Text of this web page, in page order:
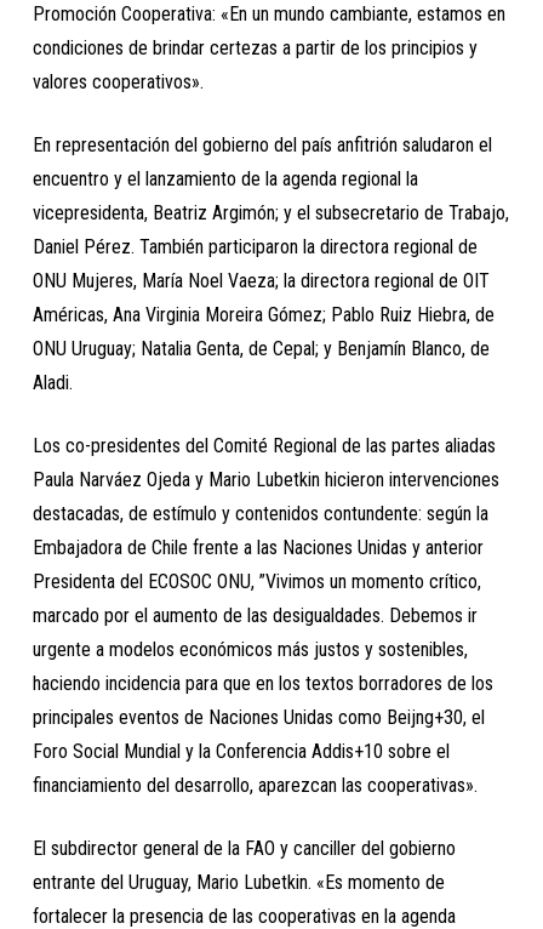
Promoción Cooperativa: «En un mundo cambiante, estamos en
condiciones de brindar certezas a partir de los principios y
valores cooperativos».
En representación del gobierno del país anfitrión saludaron el
encuentro y el lanzamiento de la agenda regional la
vicepresidenta, Beatriz Argimón; y el subsecretario de Trabajo,
Daniel Pérez. También participaron la directora regional de
ONU Mujeres, María Noel Vaeza; la directora regional de OIT
Américas, Ana Virginia Moreira Gómez; Pablo Ruiz Hiebra, de
ONU Uruguay; Natalia Genta, de Cepal; y Benjamín Blanco, de
Aladi.
Los co-presidentes del Comité Regional de las partes aliadas
Paula Narváez Ojeda y Mario Lubetkin hicieron intervenciones
destacadas, de estímulo y contenidos contundente: según la
Embajadora de Chile frente a las Naciones Unidas y anterior
Presidenta del ECOSOC ONU, ”Vivimos un momento crítico,
marcado por el aumento de las desigualdades. Debemos ir
urgente a modelos económicos más justos y sostenibles,
haciendo incidencia para que en los textos borradores de los
principales eventos de Naciones Unidas como Beijng+30, el
Foro Social Mundial y la Conferencia Addis+10 sobre el
financiamiento del desarrollo, aparezcan las cooperativas».
El subdirector general de la FAO y canciller del gobierno
entrante del Uruguay, Mario Lubetkin. «Es momento de
fortalecer la presencia de las cooperativas en la agenda